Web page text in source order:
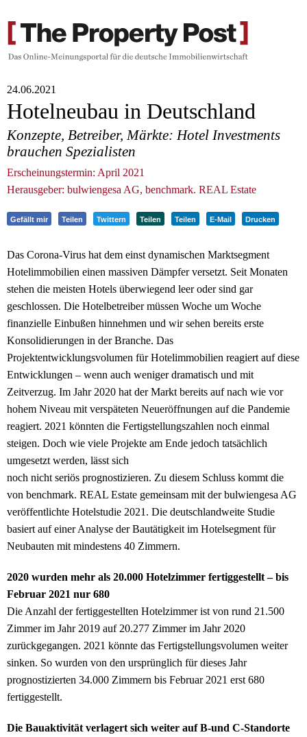
24.06.2021
Hotelneubau in Deutschland
Konzepte, Betreiber, Märkte: Hotel Investments
brauchen Spezialisten
Erscheinungstermin: April 2021
Herausgeber: bulwiengesa AG, benchmark. REAL Estate
Gefällt mir Teilen Twittern Teilen Teilen E-Mail Drucken
Das Corona-Virus hat dem einst dynamischen Marktsegment
Hotelimmobilien einen massiven Dämpfer versetzt. Seit Monaten
stehen die meisten Hotels überwiegend leer oder sind gar
geschlossen. Die Hotelbetreiber müssen Woche um Woche
finanzielle Einbußen hinnehmen und wir sehen bereits erste
Konsolidierungen in der Branche. Das
Projektentwicklungsvolumen für Hotelimmobilien reagiert auf diese
Entwicklungen – wenn auch weniger dramatisch und mit
Zeitverzug. Im Jahr 2020 hat der Markt bereits auf nach wie vor
hohem Niveau mit verspäteten Neueröffnungen auf die Pandemie
reagiert. 2021 könnten die Fertigstellungszahlen noch einmal
steigen. Doch wie viele Projekte am Ende jedoch tatsächlich
umgesetzt werden, lässt sich
noch nicht seriös prognostizieren. Zu diesem Schluss kommt die
von benchmark. REAL Estate gemeinsam mit der bulwiengesa AG
veröffentlichte Hotelstudie 2021. Die deutschlandweite Studie
basiert auf einer Analyse der Bautätigkeit im Hotelsegment für
Neubauten mit mindestens 40 Zimmern.
2020 wurden mehr als 20.000 Hotelzimmer fertiggestellt – bis
Februar 2021 nur 680
Die Anzahl der fertiggestellten Hotelzimmer ist von rund 21.500
Zimmer im Jahr 2019 auf 20.277 Zimmer im Jahr 2020
zurückgegangen. 2021 könnte das Fertigstellungsvolumen weiter
sinken. So wurden von den ursprünglich für dieses Jahr
prognostizierten 34.000 Zimmern bis Februar 2021 erst 680
fertiggestellt.
Die Bauaktivität verlagert sich weiter auf B-und C-Standorte